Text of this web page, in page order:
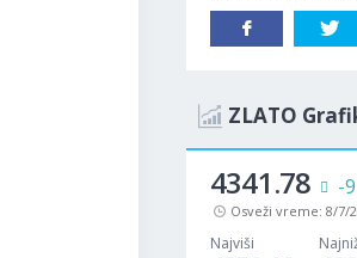
ZLATO
4341.78 -
Osveži vreme: 8/7/
Najviši